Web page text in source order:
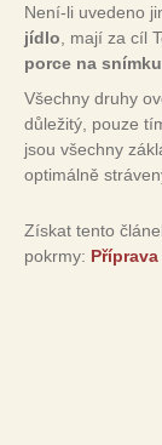
Není-li uvedeno
jídlo , mají za cíl
porce na
Všechny druhy
důležitý, pouze
jsou všechny
optimálně
Získat tento
pokrmy: